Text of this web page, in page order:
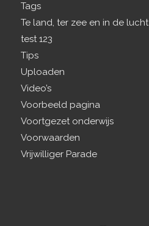
Tags
Te land, ter zee en in de lucht
test 123
Tips
Uploaden
Video’s
Voorbeeld pagina
Voortgezet onderwijs
Voorwaarden
Vrijwilliger Parade